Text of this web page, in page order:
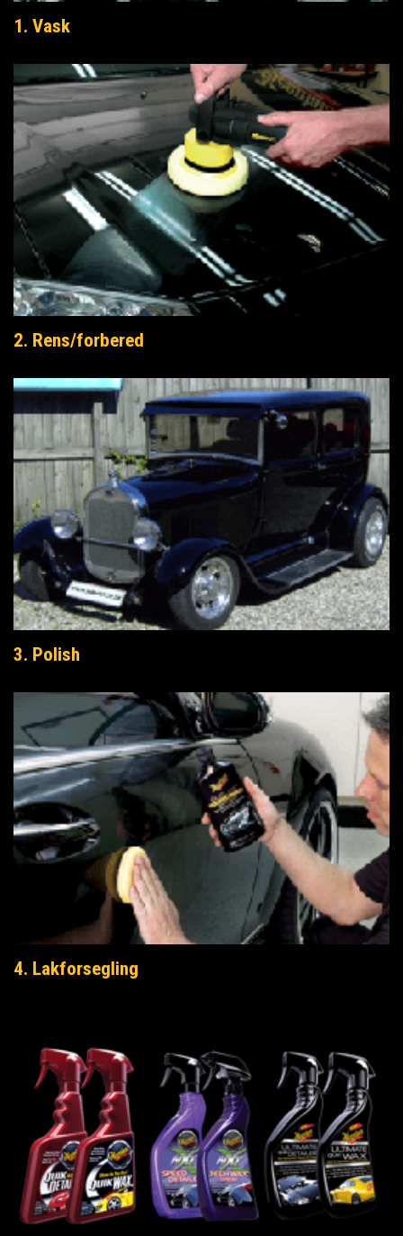
1. Vask
2. Rens/forbered
3. Polish
4. Lakforsegling